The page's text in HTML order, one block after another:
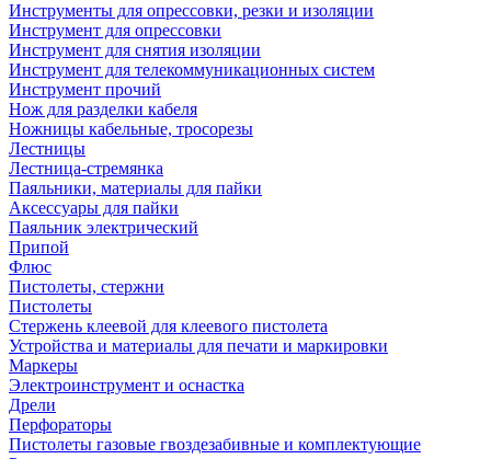
Инструменты для опрессовки, резки и изоляции
Инструмент для опрессовки
Инструмент для снятия изоляции
Инструмент для телекоммуникационных систем
Инструмент прочий
Нож для разделки кабеля
Ножницы кабельные, тросорезы
Лестницы
Лестница-стремянка
Паяльники, материалы для пайки
Аксессуары для пайки
Паяльник электрический
Припой
Флюс
Пистолеты, стержни
Пистолеты
Стержень клеевой для клеевого пистолета
Устройства и материалы для печати и маркировки
Маркеры
Электроинструмент и оснастка
Дрели
Перфораторы
Пистолеты газовые гвоздезабивные и комплектующие